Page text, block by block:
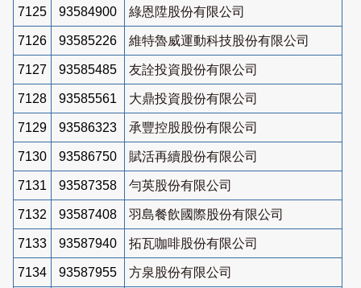
7125 93584900 綠恩陞股份有限公司
7126 93585226 維特魯威運動科技股份有限公司
7127 93585485 友詮投資股份有限公司
7128 93585561 大鼎投資股份有限公司
7129 93586323 承豐控股股份有限公司
7130 93586750 賦活再續股份有限公司
7131 93587358 勻英股份有限公司
7132 93587408 羽島餐飲國際股份有限公司
7133 93587940 拓瓦咖啡股份有限公司
7134 93587955 方泉股份有限公司